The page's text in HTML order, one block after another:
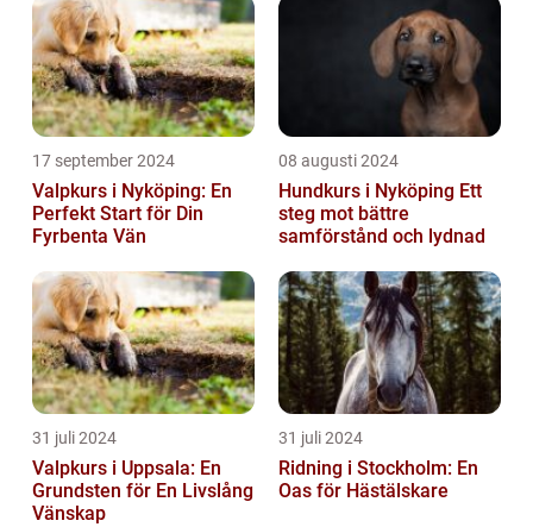
17 september 2024
Valpkurs i Nyköping: En
Perfekt Start för Din
Fyrbenta Vän
08 augusti 2024
Hundkurs i Nyköping Ett
steg mot bättre
samförstånd och lydnad
31 juli 2024
Valpkurs i Uppsala: En
Grundsten för En Livslång
Vänskap
31 juli 2024
Ridning i Stockholm: En
Oas för Hästälskare